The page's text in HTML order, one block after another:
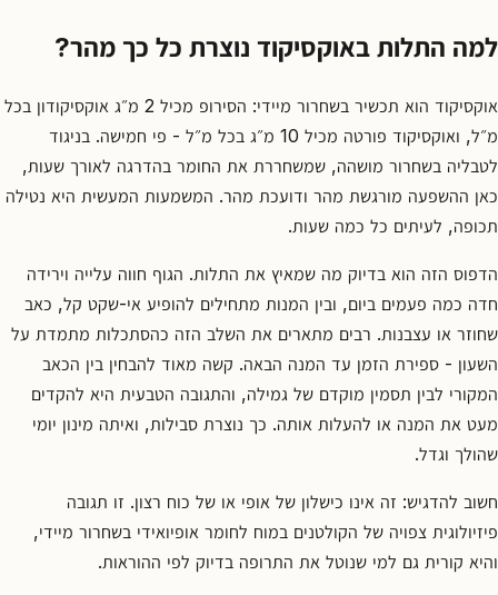
למה התלות באוקסיקוד נוצרת כל כך מהר?
אוקסיקוד הוא תכשיר בשחרור מיידי: הסירופ מכיל 2 מ״ג אוקסיקודון בכל
מ״ל, ואוקסיקוד פורטה מכיל 10 מ״ג בכל מ״ל - פי חמישה. בניגוד
לטבליה בשחרור מושהה, שמשחררת את החומר בהדרגה לאורך שעות,
כאן ההשפעה מורגשת מהר ודועכת מהר. המשמעות המעשית היא נטילה
תכופה, לעיתים כל כמה שעות.
הדפוס הזה הוא בדיוק מה שמאיץ את התלות. הגוף חווה עלייה וירידה
חדה כמה פעמים ביום, ובין המנות מתחילים להופיע אי-שקט קל, כאב
שחוזר או עצבנות. רבים מתארים את השלב הזה כהסתכלות מתמדת על
השעון - ספירת הזמן עד המנה הבאה. קשה מאוד להבחין בין הכאב
המקורי לבין תסמין מוקדם של גמילה, והתגובה הטבעית היא להקדים
מעט את המנה או להעלות אותה. כך נוצרת סבילות, ואיתה מינון יומי
שהולך וגדל.
חשוב להדגיש: זה אינו כישלון של אופי או של כוח רצון. זו תגובה
פיזיולוגית צפויה של הקולטנים במוח לחומר אופיואידי בשחרור מיידי,
והיא קורית גם למי שנוטל את התרופה בדיוק לפי ההוראות.